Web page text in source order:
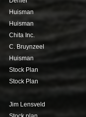
Huisman
Huisman
Chita Inc.
C. Bruynzeel
Huisman
Stock Plan
Stock Plan
Jim Lensveld